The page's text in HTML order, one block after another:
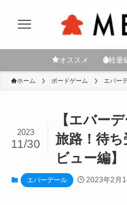
オススメ 軽量
ホーム ボードゲーム エバー
【エバー
旅路！待
ビュー編】
2023
11/30
エバーデール 2023年2月